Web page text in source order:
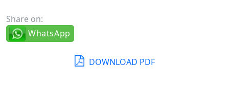
Share on:
WhatsApp
DOWNLOAD PDF